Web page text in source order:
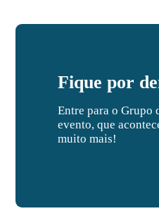
Fique por
Entre para o Grupo
evento, que
muito mais!